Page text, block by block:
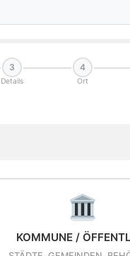
3
Details
4
Ort
KOMMUNE /